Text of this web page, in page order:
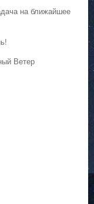
на ближайшее
Ветер